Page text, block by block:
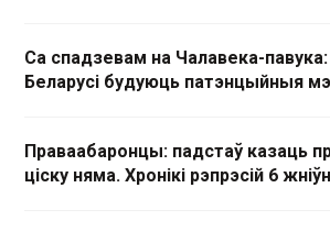
Са спадзевам на Чалавека-
Беларусі будуюць патэнцыйныя
Праваабаронцы: падстаў казаць
ціску няма. Хронікі рэпрэсій 6